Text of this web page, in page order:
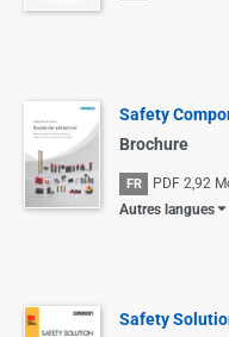
Safety
Brochure
FR PDF 2,92
Autres langues
Safety